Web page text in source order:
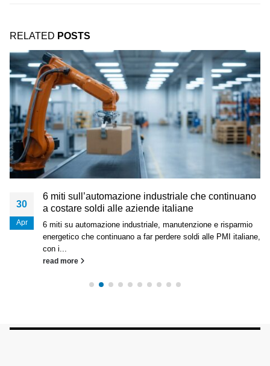
RELATED POSTS
30
Apr
6 miti sull’automazione industriale che continuano
a costare soldi alle aziende italiane
6 miti su automazione industriale, manutenzione e risparmio
energetico che continuano a far perdere soldi alle PMI italiane,
con i...
read more